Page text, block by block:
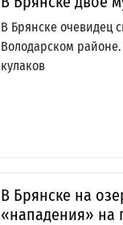
В Брянске очевидец
Володарском
кулаков
В Брянске на
«нападения» на